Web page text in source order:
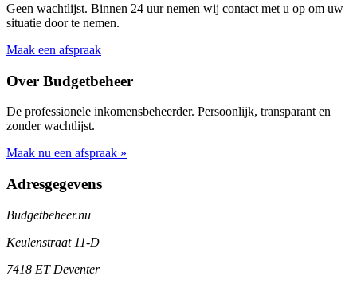
Geen wachtlijst. Binnen 24 uur nemen wij contact met u op om uw
situatie door te nemen.
Maak een afspraak
Over Budgetbeheer
De professionele inkomensbeheerder. Persoonlijk, transparant en
zonder wachtlijst.
Maak nu een afspraak »
Adresgegevens
Budgetbeheer.nu
Keulenstraat 11-D
7418 ET Deventer